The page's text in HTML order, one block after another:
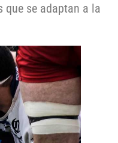
que se adaptan a la